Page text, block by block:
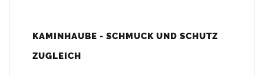
Unsere Maßangaben beziehen sich immer auf das
KAMINHAUBE - SCHMUCK UND SCHUTZ
ZUGLEICH